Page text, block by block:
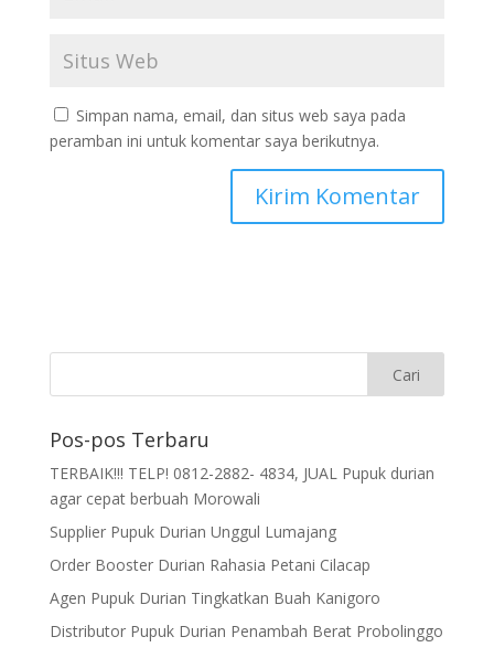
Simpan nama, email, dan situs web saya pada
peramban ini untuk komentar saya berikutnya.
Pos-pos Terbaru
TERBAIK!!! TELP! 0812-2882- 4834, JUAL Pupuk durian
agar cepat berbuah Morowali
Supplier Pupuk Durian Unggul Lumajang
Order Booster Durian Rahasia Petani Cilacap
Agen Pupuk Durian Tingkatkan Buah Kanigoro
Distributor Pupuk Durian Penambah Berat Probolinggo